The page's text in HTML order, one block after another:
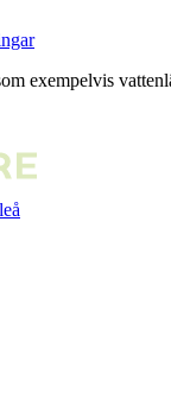
exempelvis